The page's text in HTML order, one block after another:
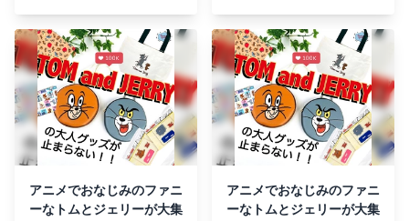
アニメでおなじみのファニ
ーなトムとジェリーが大集
アニメでおなじみのファニ
ーなトムとジェリーが大集